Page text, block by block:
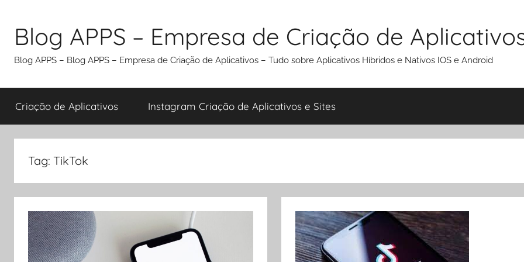
conteúdo
Blog APPS – Empresa de Criação de
Blog APPS – Blog APPS – Empresa de Criação de Aplicativos – Tudo sobre Aplicativos Híbridos e Nativos IOS e Android
Criação de Aplicativos Instagram Criação de Aplicativos e Sites
Tag: TikTok